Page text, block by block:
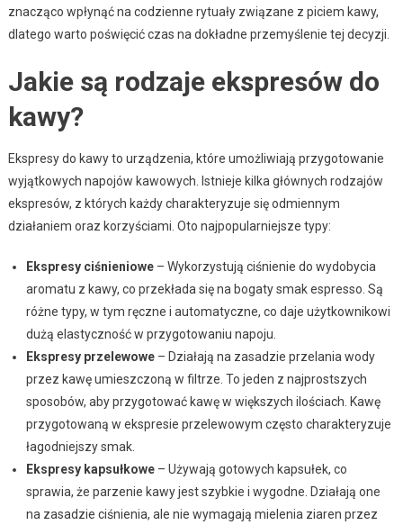
znacząco wpłynąć na codzienne rytuały związane z piciem kawy,
dlatego warto poświęcić czas na dokładne przemyślenie tej decyzji.
Jakie są rodzaje ekspresów do
kawy?
Ekspresy do kawy to urządzenia, które umożliwiają przygotowanie
wyjątkowych napojów kawowych. Istnieje kilka głównych rodzajów
ekspresów, z których każdy charakteryzuje się odmiennym
działaniem oraz korzyściami. Oto najpopularniejsze typy:
Ekspresy ciśnieniowe– Wykorzystują ciśnienie do wydobycia
aromatu z kawy, co przekłada się na bogaty smak espresso. Są
różne typy, w tym ręczne i automatyczne, co daje użytkownikowi
dużą elastyczność w przygotowaniu napoju.
Ekspresy przelewowe– Działają na zasadzie przelania wody
przez kawę umieszczoną w filtrze. To jeden z najprostszych
sposobów, aby przygotować kawę w większych ilościach. Kawę
przygotowaną w ekspresie przelewowym często charakteryzuje
łagodniejszy smak.
Ekspresy kapsułkowe– Używają gotowych kapsułek, co
sprawia, że parzenie kawy jest szybkie i wygodne. Działają one
na zasadzie ciśnienia, ale nie wymagają mielenia ziaren przez